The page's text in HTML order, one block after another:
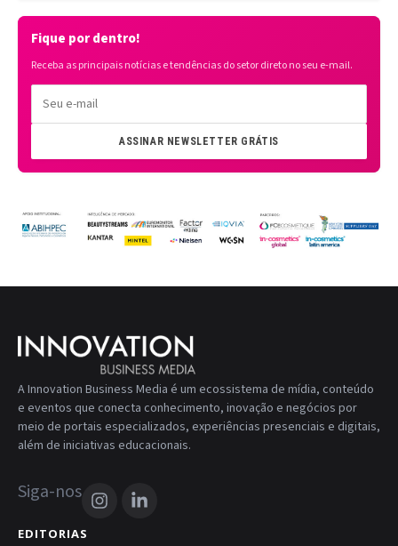
Fique por dentro!
Receba as principais notícias e tendências do setor direto no seu e-mail.
ASSINAR NEWSLETTER GRÁTIS
A Innovation Business Media é um ecossistema de mídia, conteúdo
e eventos que conecta conhecimento, inovação e negócios por
meio de portais especializados, experiências presenciais e digitais,
além de iniciativas educacionais.
Siga-nos
EDITORIAS